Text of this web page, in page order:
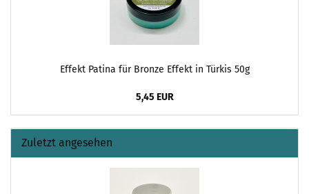
Effekt Patina für Bronze Effekt in Türkis 50g
5,45 EUR
Zuletzt angesehen